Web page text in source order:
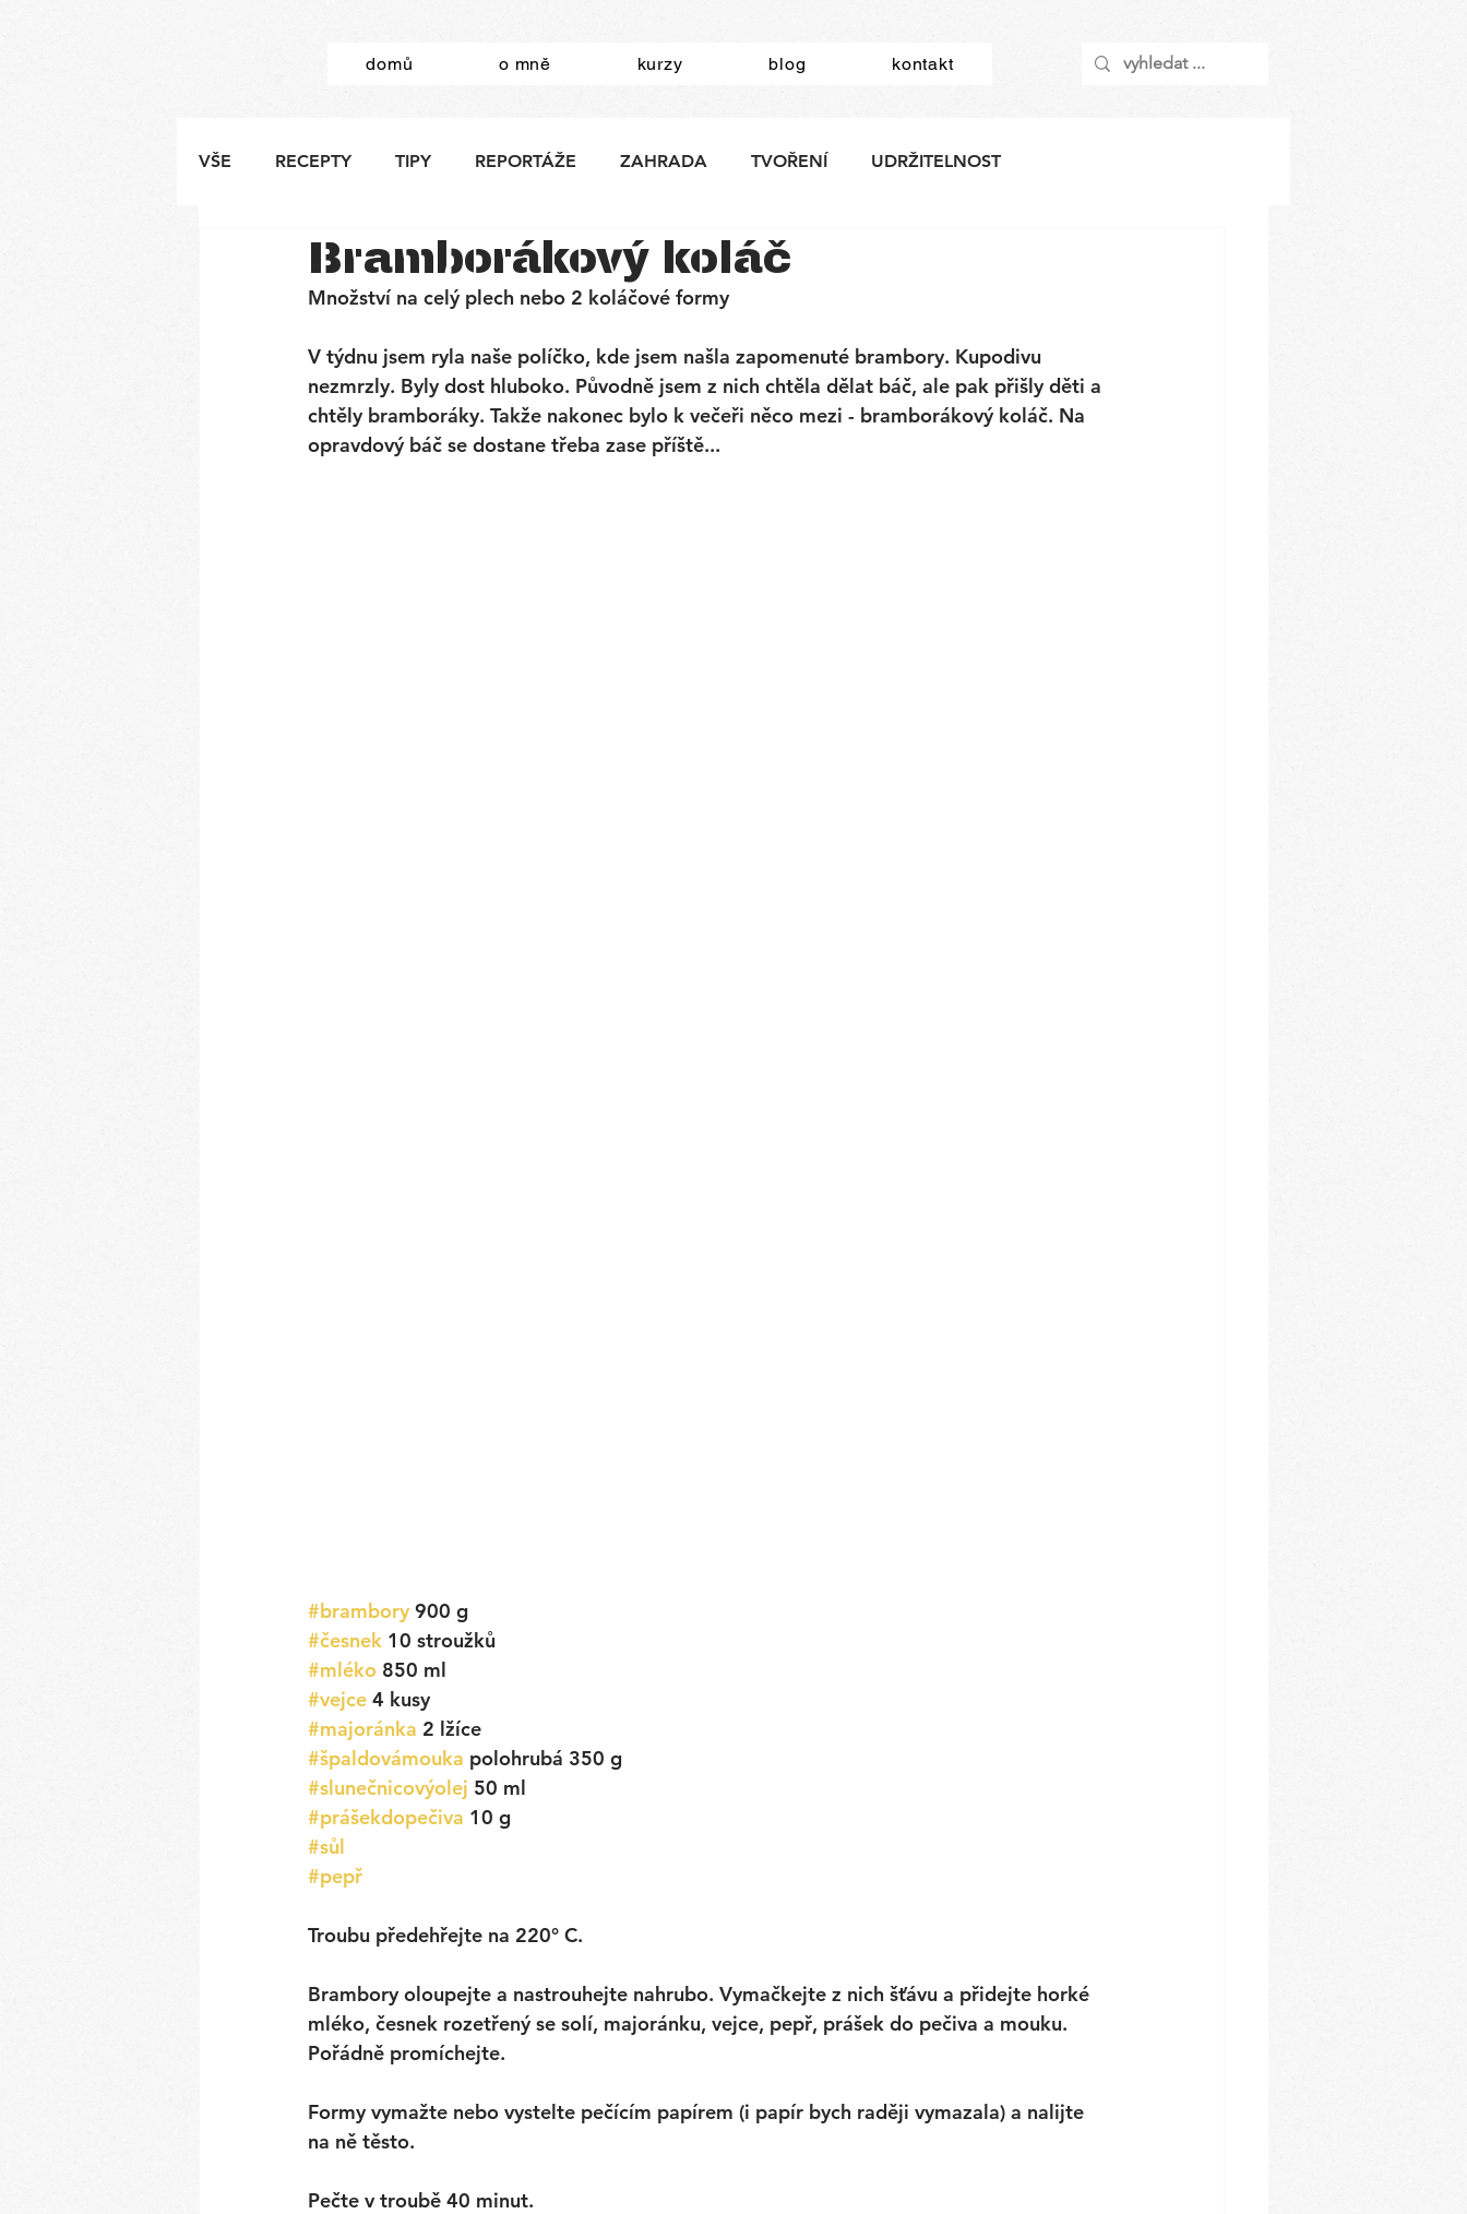
domů o mně kurzy blog kontakt
VŠE RECEPTY TIPY REPORTÁŽE ZAHRADA TVOŘENÍ UDRŽITELNOST
Bramborákový koláč
Množství na celý plech nebo 2 koláčové formy
V týdnu jsem ryla naše políčko, kde jsem našla zapomenuté brambory. Kupodivu
nezmrzly. Byly dost hluboko. Původně jsem z nich chtěla dělat báč, ale pak přišly děti a
chtěly bramboráky. Takže nakonec bylo k večeři něco mezi - bramborákový koláč. Na
opravdový báč se dostane třeba zase příště...
#brambory 900 g
#česnek 10 stroužků
#mléko 850 ml
#vejce 4 kusy
#majoránka 2 lžíce
#špaldovámouka polohrubá 350 g
#slunečnicovýolej 50 ml
#prášekdopečiva 10 g
#sůl
#pepř
Troubu předehřejte na 220° C.
Brambory oloupejte a nastrouhejte nahrubo. Vymačkejte z nich šťávu a přidejte horké
mléko, česnek rozetřený se solí, majoránku, vejce, pepř, prášek do pečiva a mouku.
Pořádně promíchejte.
Formy vymažte nebo vystelte pečícím papírem (i papír bych raději vymazala) a nalijte
na ně těsto.
Pečte v troubě 40 minut.